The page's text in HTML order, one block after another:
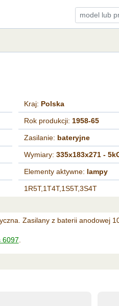
Kraj: Polska
Rok produkcji:1958-65
Zasilanie: bateryjne
Wymiary:335x183x271 -
Elementy aktywne: lampy
1R5T,1T4T,1S5T,3S4T
Zasilany z baterii anodowej
6097